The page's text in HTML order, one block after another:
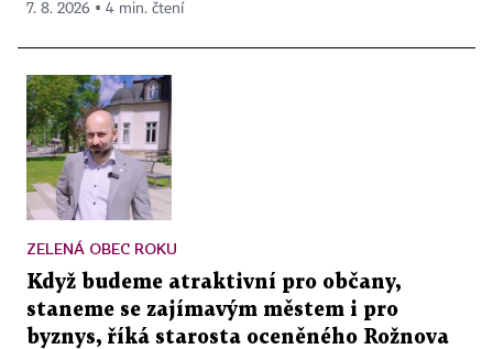
7. 8. 2026 ▪ 4 min. čtení
ZELENÁ OBEC ROKU
Když budeme atraktivní pro občany,
staneme se zajímavým městem i pro
byznys, říká starosta oceněného Rožnova